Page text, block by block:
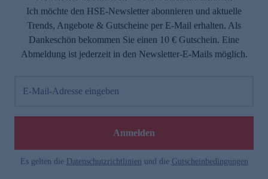
Ich möchte den HSE-Newsletter abonnieren und aktuelle
Trends, Angebote & Gutscheine per E-Mail erhalten. Als
Dankeschön bekommen Sie einen 10 € Gutschein. Eine
Abmeldung ist jederzeit in den Newsletter-E-Mails möglich.
E-Mail-Adresse eingeben
Anmelden
Es gelten die Datenschutzrichtlinien und die Gutscheinbedingungen